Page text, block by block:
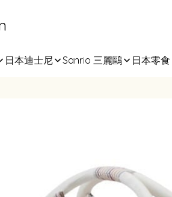
日本迪士尼 Sanrio 三麗鷗 日本零食